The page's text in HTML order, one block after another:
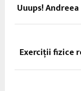
Uuups!
Exerciții fizice